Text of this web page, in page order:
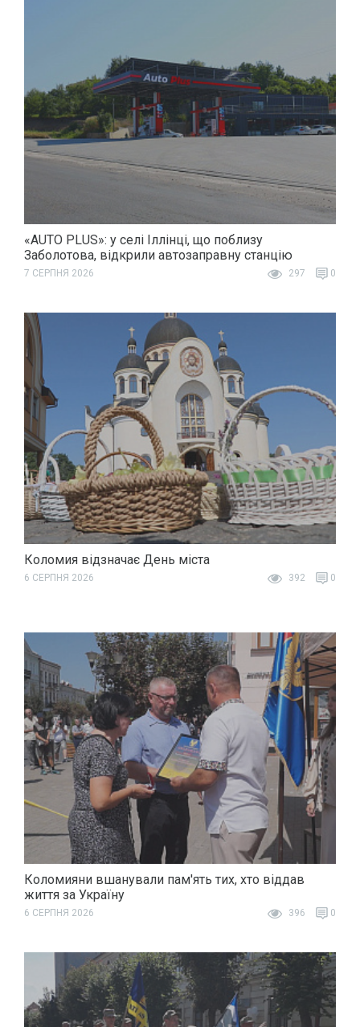
«AUTO PLUS»: у селі Іллінці, що поблизу
Заболотова, відкрили автозаправну станцію
7 СЕРПНЯ 2026 297 0
Коломия відзначає День міста
6 СЕРПНЯ 2026 392 0
Коломияни вшанували пам'ять тих, хто віддав
життя за Україну
6 СЕРПНЯ 2026 396 0